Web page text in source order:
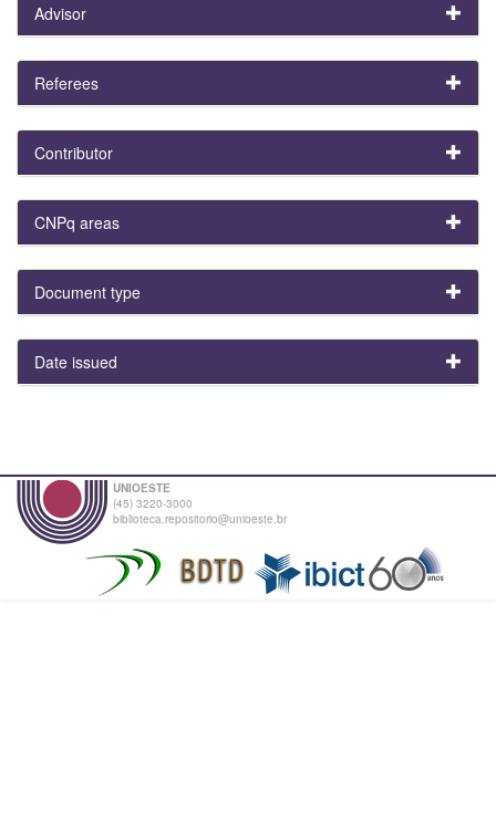
Advisor
Referees
Contributor
CNPq areas
Document type
Date issued
UNIOESTE
(45) 3220-3000
biblioteca.repositorio@unioeste.br